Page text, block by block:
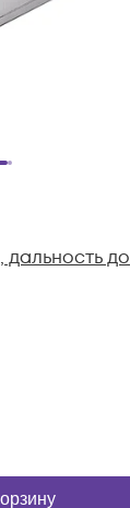
дальность до